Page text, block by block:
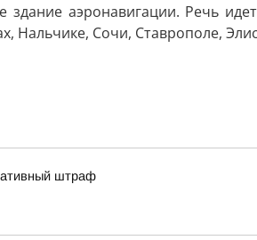
аэронавигации. Речь
Нальчике, Сочи, Ставрополе,
штраф